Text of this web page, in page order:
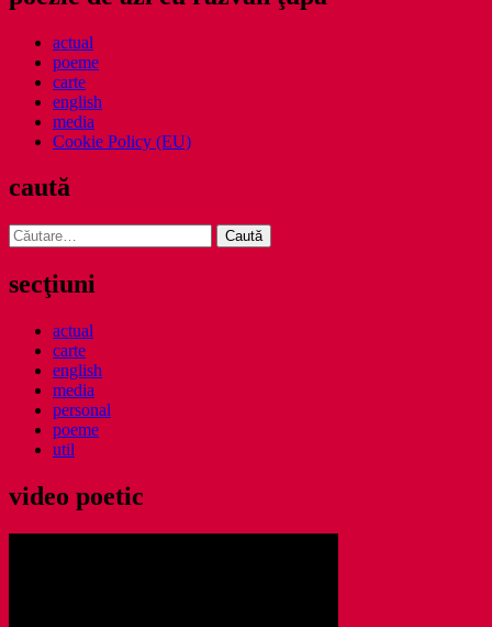
actual
poeme
carte
english
media
Cookie Policy (EU)
caută
Caută
după:
secţiuni
actual
carte
english
media
personal
poeme
util
video poetic